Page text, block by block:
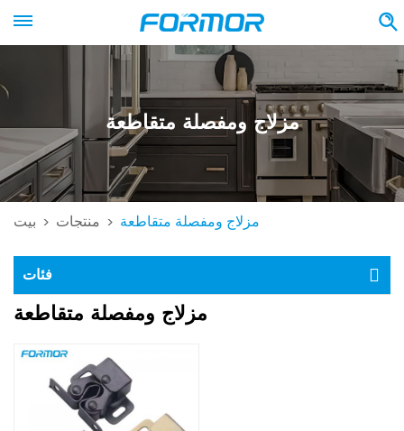
مزلاج ومفصلة متقاطعة
بيت > منتجات > مزلاج ومفصلة متقاطعة
فئات
مزلاج ومفصلة متقاطعة